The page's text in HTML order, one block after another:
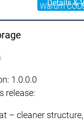
Warum
Details &
1.0.0.0
release:
– cleaner